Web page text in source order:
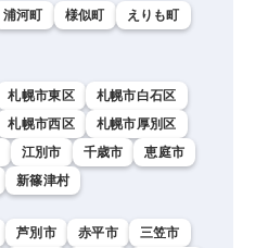
浦河町 様似町
えりも町
札幌市東区
札幌市白石区
札幌市西区
札幌市厚別区
江別市 千歳市
恵庭市
新篠津村
芦別市 赤平市
三笠市